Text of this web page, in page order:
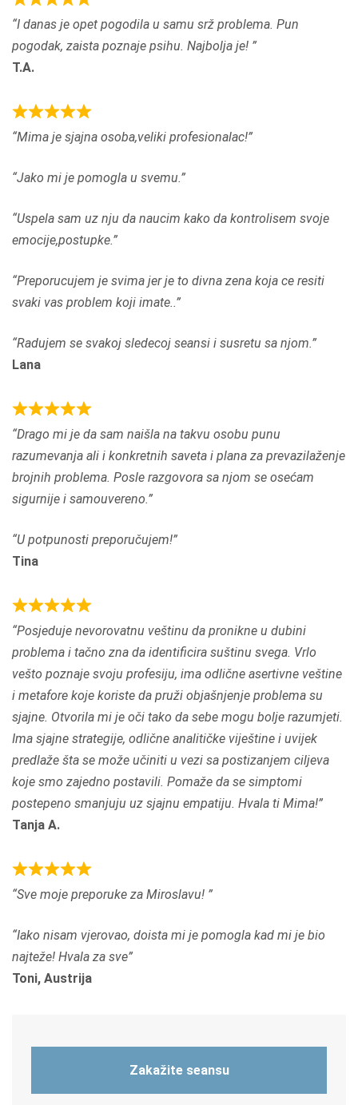
t
o
f
R
a
t
5
,
o
t
o
5
I danas je opet pogodila u samu srž problema. Pun
pogodak, zaista poznaje psihu. Najbolja je!
T.A.
R
a
e
t
5
Mima je sjajna osoba,veliki profesionalac!
Jako mi je pomogla u svemu.
Uspela sam uz nju da naucim kako da kontrolisem svoje
emocije,postupke.
Preporucujem je svima jer je to divna zena koja ce resiti
svaki vas problem koji imate..
Radujem se svakoj sledecoj seansi i susretu sa njom.
Lana
R
a
t
e
d
,
u
t
o
f
5
Drago mi je da sam naišla na takvu osobu punu
razumevanja ali i konkretnih saveta i plana za prevazilaženje
brojnih problema. Posle razgovora sa njom se osećam
sigurnije i samouvereno.
U potpunosti preporučujem!
Tina
R
a
t
e
d
5
,
0
o
u
t
f
5
Posjeduje nevorovatnu veštinu da pronikne u dubini
problema i tačno zna da identificira suštinu svega. Vrlo
vešto poznaje svoju profesiju, ima odlične asertivne veštine
i metafore koje koriste da pruži objašnjenje problema su
sjajne. Otvorila mi je oči tako da sebe mogu bolje razumjeti.
Ima sjajne strategije, odlične analitičke viještine i uvijek
predlaže šta se može učiniti u vezi sa postizanjem ciljeva
koje smo zajedno postavili. Pomaže da se simptomi
postepeno smanjuju uz sjajnu empatiju. Hvala ti Mima!
Tanja A.
R
a
e
d
5
o
t
Sve moje preporuke za Miroslavu!
Iako nisam vjerovao, doista mi je pomogla kad mi je bio
najteže! Hvala za sve
Toni, Austrija
Zakažite seansu